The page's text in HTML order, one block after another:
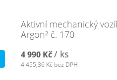
Aktivní mechanický
Argon² č. 170
4 990 Kč/ ks
4 455,36 Kč bez DPH